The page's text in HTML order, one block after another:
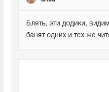
Блять, эти додики,
банят одних и тех же